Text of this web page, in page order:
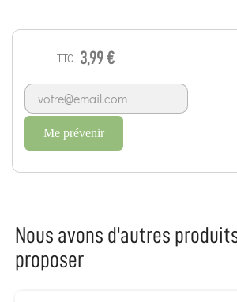
TTC 3,99 €
Me prévenir
Nous avons d'autres
proposer